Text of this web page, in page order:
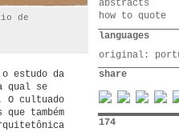
de
estudo da
qual se
O cultuado
também
abstracts
how to quote
languages
original:
share
174